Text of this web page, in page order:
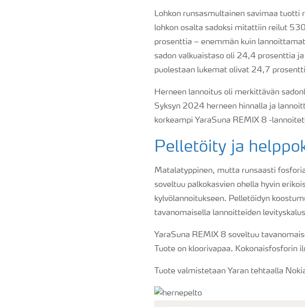
Lohkon runsasmultainen savimaa tuotti
lohkon osalta sadoksi mitattiin reilut
prosenttia – enemmän kuin
sadon valkuaistaso oli 24,4 prosenttia
puolestaan lukemat olivat 24,7
Herneen lannoitus oli merkittävän
Syksyn 2024 herneen hinnalla ja
korkeampi YaraSuna REMIX 8 -
Pelletöity ja
Matalatyppinen, mutta runsaasti
soveltuu palkokasvien ohella hyvin
kylvölannoitukseen. Pelletöidyn
tavanomaisella lannoitteiden
YaraSuna REMIX 8 soveltuu
Tuote on kloorivapaa.
Tuote valmistetaan Yaran tehtaalla